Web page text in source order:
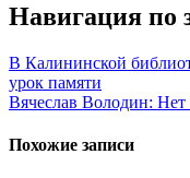
Навигация по
В Калининской
урок памяти
Вячеслав Володин:
Похожие записи